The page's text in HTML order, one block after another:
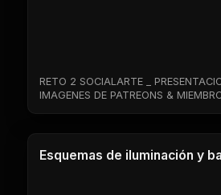
RETO 2 SOCIALARTE _
IMAGENES DE PATREONS &